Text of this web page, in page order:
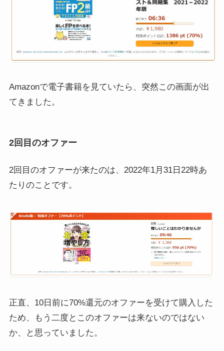
Amazonで電子書籍を見ていたら、突然この画面が出
てきました。
2回目のオファー
2回目のオファーが来たのは、2022年1月31日22時あ
たりのことです。
正直、10日前に70%還元のオファーを受けて購入した
ため、もう二度とこのオファーは来ないのではない
か、と思っていました。